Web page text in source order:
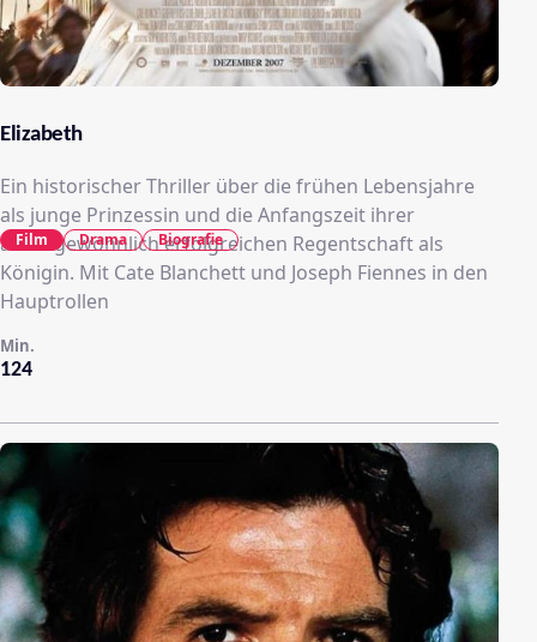
Elizabeth
Ein historischer Thriller über die frühen Lebensjahre
als junge Prinzessin und die Anfangszeit ihrer
außergewöhnlich erfolgreichen Regentschaft als
Königin. Mit Cate Blanchett und Joseph Fiennes in den
Hauptrollen
124
Min.
Film Drama Biografie